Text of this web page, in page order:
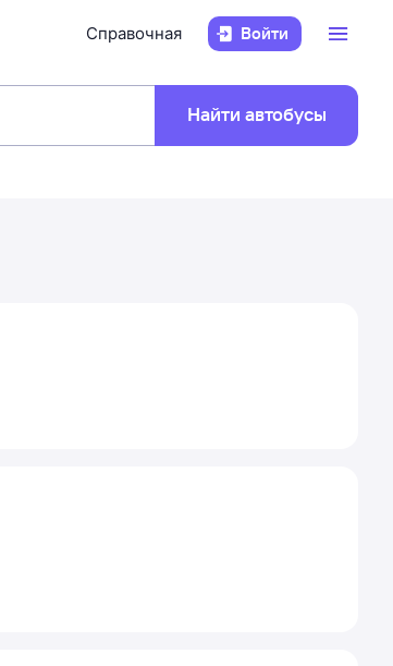
Справочная Войти
Найти автобусы